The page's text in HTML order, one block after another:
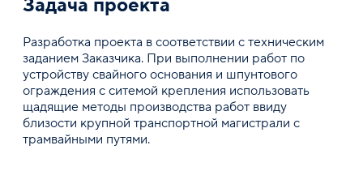
Задача проекта
Разработка проекта в соответствии с техническим
заданием Заказчика. При выполнении работ по
устройству свайного основания и шпунтового
ограждения с ситемой крепления использовать
щадящие методы производства работ ввиду
близости крупной транспортной магистрали с
трамвайными путями.